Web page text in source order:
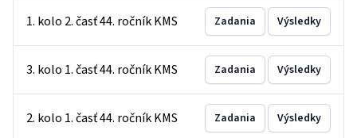
1. kolo 2. časť 44. ročník KMS Zadania Výsledky
3. kolo 1. časť 44. ročník KMS Zadania Výsledky
2. kolo 1. časť 44. ročník KMS Zadania Výsledky